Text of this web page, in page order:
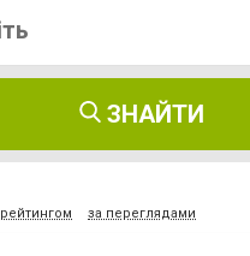
ЗНАЙТИ
за переглядами